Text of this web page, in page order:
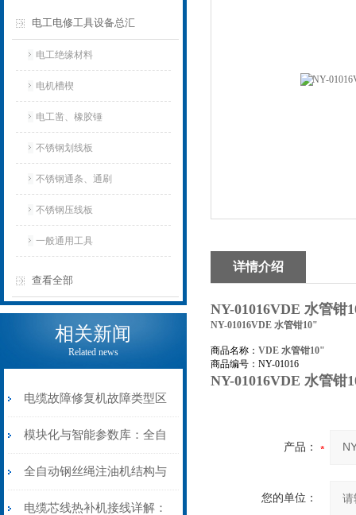
电工电修工具设备总汇
电工绝缘材料
电机槽楔
电工凿、橡胶锤
不锈钢划线板
不锈钢通条、通刷
不锈钢压线板
一般通用工具
查看全部
相关新闻
Related news
电缆故障修复机故障类型区
分指南：从“绝缘电
阻”到“波形特征”的精准诊
断逻辑
模块化与智能参数库：全自
动电缆修复机的快速换型逻
辑
全自动钢丝绳注油机结构与
工作原理：揭秘高效润滑的
电缆芯线热补机接线详解：
详情介绍
NY-01016VDE 水管钳
NY-01016VDE 水管钳10"
商品名称： VDE 水管钳10"
商品编号：NY-01016
NY-01016VDE 水管钳
产品：
您的单位：